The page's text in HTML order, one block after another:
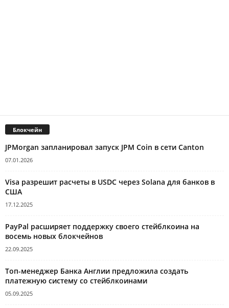
Блокчейн
JPMorgan запланировал запуск JPM Coin в сети Canton
07.01.2026
Visa разрешит расчеты в USDC через Solana для банков в
США
17.12.2025
PayPal расширяет поддержку своего стейблкоина на
восемь новых блокчейнов
22.09.2025
Топ-менеджер Банка Англии предложила создать
платежную систему со стейблкоинами
05.09.2025